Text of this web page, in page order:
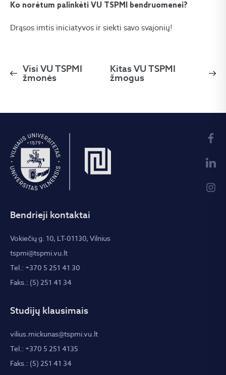
Ko norėtum palinkėti VU TSPMI bendruomenei?
Drąsos imtis iniciatyvos ir siekti savo svajonių!
Visi VU TSPMI
žmonės
Kitas VU TSPMI
žmogus
Bendrieji kontaktai
Vokiečių g. 10, LT-01130, Vilnius
tspmi@tspmi.vu.lt
Tel.: +370 5 251 41 30
Faks.: (5) 251 41 34
Studijų klausimais
vilius.mickunas@tspmi.vu.lt
Tel.: +370 5 251 4135
Faks.: (5) 251 41 34